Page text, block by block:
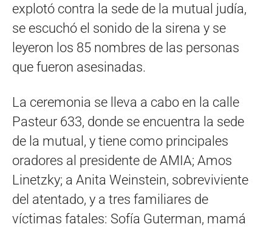
explotó contra la sede de la mutual judía,
se escuchó el sonido de la sirena y se
leyeron los 85 nombres de las personas
que fueron asesinadas.
La ceremonia se lleva a cabo en la calle
Pasteur 633, donde se encuentra la sede
de la mutual, y tiene como principales
oradores al presidente de AMIA; Amos
Linetzky; a Anita Weinstein, sobreviviente
del atentado, y a tres familiares de
víctimas fatales: Sofía Guterman, mamá